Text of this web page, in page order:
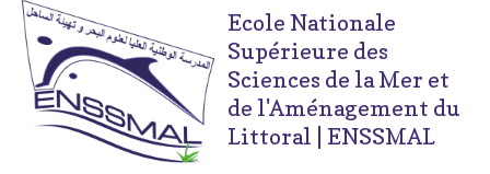
Ecole Nationale
Supérieure des
Sciences de la Mer et
de l'Aménagement du
Littoral | ENSSMAL